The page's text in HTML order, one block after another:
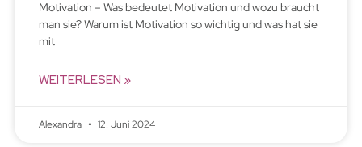
Motivation – Was bedeutet Motivation und wozu braucht
man sie? Warum ist Motivation so wichtig und was hat sie
mit
WEITERLESEN »
Alexandra 12. Juni 2024